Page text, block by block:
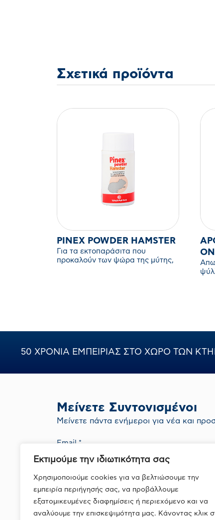
Εκτιμούμε την ιδιωτικότητα σας
Χρησιμοποιούμε cookies για να βελτιώσουμε την
εμπειρία περιήγησής σας, να προβάλλουμε
εξατομικευμένες διαφημίσεις ή περιεχόμενο και να
αναλύουμε την επισκεψιμότητα μας. Κάνοντας κλικ
Σχετικά προϊόντα
PINEX POWDER HAMSTER
Για τα εκτοπαράσιτα που
προκαλούν των ψώρα της μύτης,
ON
50 ΧΡΟΝΙΑ ΕΜΠΕΙΡΙΑΣ ΣΤΟ ΧΩΡΟ ΤΩΝ
Μείνετε Συντονισμένοι
Mείνετε πάντα ενήμεροι για νέα και